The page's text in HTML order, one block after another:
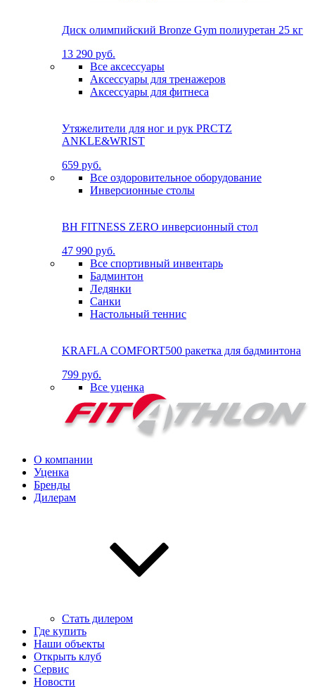
Диск олимпийский Bronze Gym полиуретан 25 кг
13 290 руб.
Все аксессуары
Аксессуары для тренажеров
Аксессуары для фитнеса
Утяжелители для ног и рук PRCTZ
ANKLE&WRIST
659 руб.
Все оздоровительное оборудование
Инверсионные столы
BH FITNESS ZERO инверсионный стол
47 990 руб.
Все спортивный инвентарь
Бадминтон
Ледянки
Санки
Настольный теннис
KRAFLA COMFORT500 ракетка для бадминтона
799 руб.
Все уценка
О компании
Уценка
Бренды
Дилерам
Стать дилером
Где купить
Наши объекты
Открыть клуб
Сервис
Новости